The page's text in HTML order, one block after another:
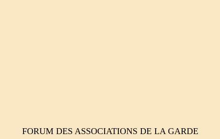
FORUM DES ASSOCIATIONS DE LA GARDE